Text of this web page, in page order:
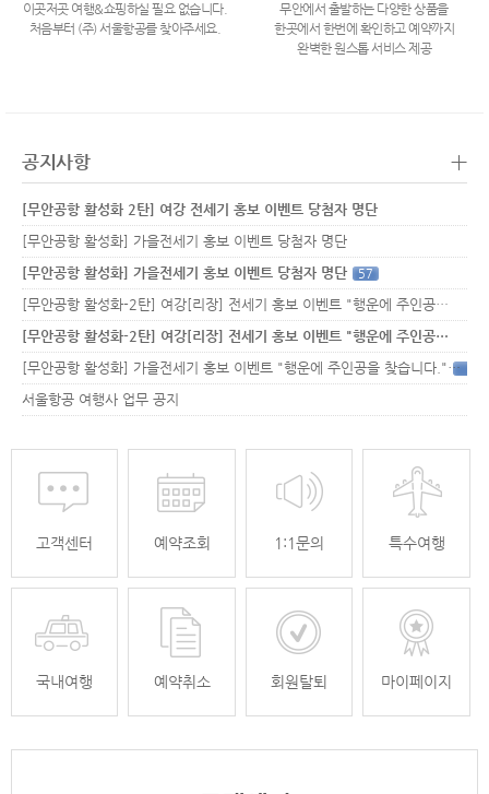
이곳저곳 여행&쇼핑하실 필요 없습니다.
처음부터 (주) 서울항공를 찾아주세요.
무안에서 출발하는 다양한 상품을
한곳에서 한번에 확인하고 예약까지
완벽한 원스톱 서비스 제공
공지사항 +
[무안공항 활성화 2탄] 여강 전세기 홍보 이벤트 당첨자 명단
[무안공항 활성화] 가을전세기 홍보 이벤트 당첨자 명단
[무안공항 활성화] 가을전세기 홍보 이벤트 당첨자 명단
57
[무안공항 활성화-2탄] 여강[리장] 전세기 홍보 이벤트 "행운에 주인공…
[무안공항 활성화-2탄] 여강[리장] 전세기 홍보 이벤트 "행운에 주인공…
[무안공항 활성화] 가을전세기 홍보 이벤트 "행운에 주인공을 찾습니다."33
서울항공 여행사 업무 공지
고객센터 예약조회 1:1문의 특수여행
국내여행 예약취소 회원탈퇴 마이페이지